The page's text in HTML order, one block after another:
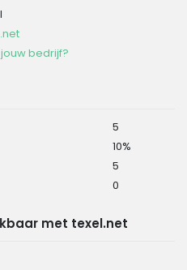
bedrijf?
5
10%
5
0
met texel.net